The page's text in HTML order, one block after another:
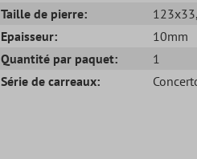
Taille de pierre:
Epaisseur:
10mm
Quantité par paquet:
1
Série de carreaux: